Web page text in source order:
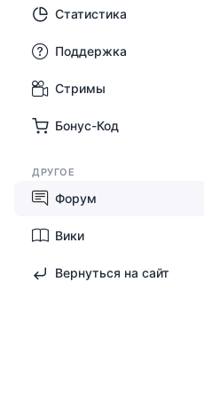
Статистика
Поддержка
Стримы
Бонус-Код
ДРУГОЕ
Форум
Вики
Вернуться на сайт